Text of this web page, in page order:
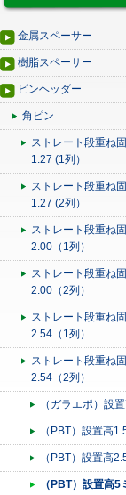
金属スペーサー
樹脂スペーサー
ピンヘッダー
角ピン
ストレート段重ね
1.27 (1列）
ストレート段重ね
1.27 (2列）
ストレート段重ね
2.00（1列）
ストレート段重ね
2.00（2列）
ストレート段重ね
2.54（1列）
ストレート段重ね
2.54（2列）
（ガラエポ）設
（PBT）設置高
（PBT）設置高
（PBT）設置高5